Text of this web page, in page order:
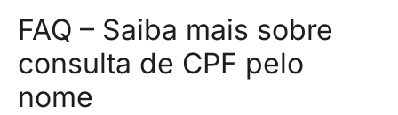
FAQ – Saiba mais sobre
consulta de CPF pelo
nome